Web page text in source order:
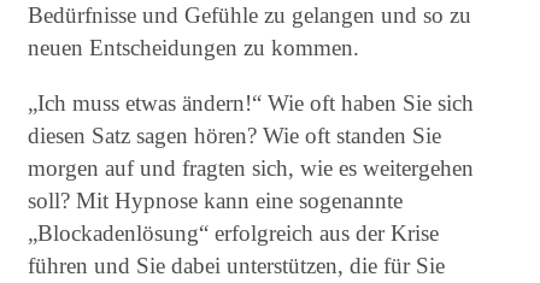
Bedürfnisse und Gefühle zu gelangen und so zu
neuen Entscheidungen zu kommen.
„Ich muss etwas ändern!“ Wie oft haben Sie sich
diesen Satz sagen hören? Wie oft standen Sie
morgen auf und fragten sich, wie es weitergehen
soll? Mit Hypnose kann eine sogenannte
„Blockadenlösung“ erfolgreich aus der Krise
führen und Sie dabei unterstützen, die für Sie